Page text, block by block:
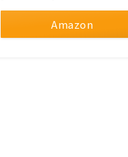
Amazon